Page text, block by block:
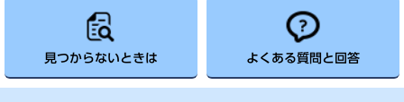
見つからないときは よくある質問と回答